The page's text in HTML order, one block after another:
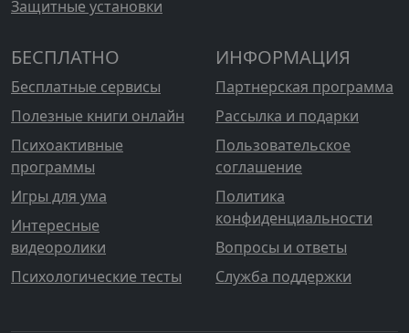
Защитные установки
БЕСПЛАТНО
Бесплатные сервисы
Полезные книги онлайн
Психоактивные
программы
Игры для ума
Интересные
видеоролики
Психологические тесты
ИНФОРМАЦИЯ
Партнерская программа
Рассылка и подарки
Пользовательское
соглашение
Политика
конфиденциальности
Вопросы и ответы
Служба поддержки